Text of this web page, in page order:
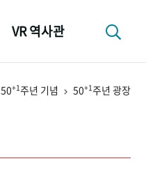
VR 역사관
50+1주년 기념 50+1주년 광장